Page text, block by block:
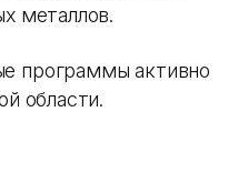
металлов.
программы активно
области.